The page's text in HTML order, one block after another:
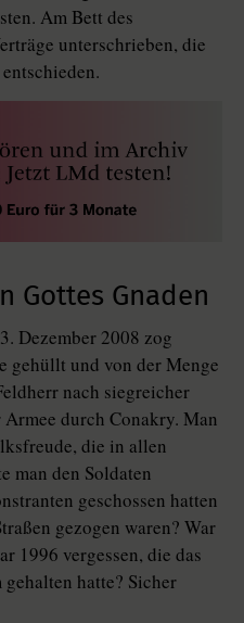
Am Bett des
unterschrieben, die
Gottes Gnaden
Dezember 2008 zog
gehüllt und von der Menge
nach siegreicher
durch Conakry. Man
die in allen
man den Soldaten
geschossen hatten
gezogen waren? War
1996 vergessen, die das
hatte? Sicher